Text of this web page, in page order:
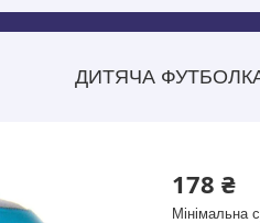
ДИТЯЧА
178 ₴
Мінімальна